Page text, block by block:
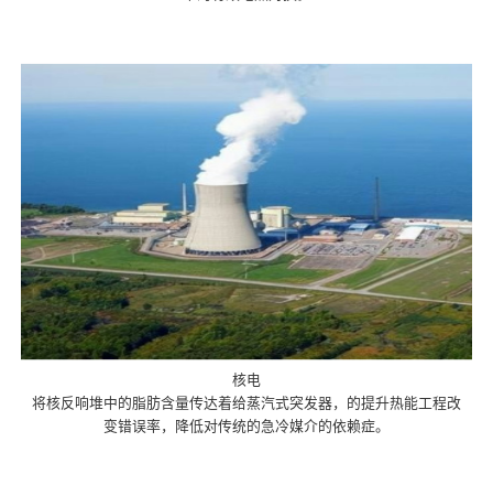
核电
将核反响堆中的脂肪含量传达着给蒸汽式突发器，的提升热能工程改
变错误率，降低对传统的急冷媒介的依赖症。